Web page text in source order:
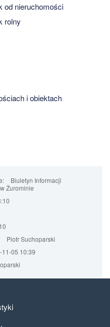
od nieruchomości
rolny
i obiektach
Biuletyn Informacji
Żurominie
Piotr Suchoparski
11-05 10:39